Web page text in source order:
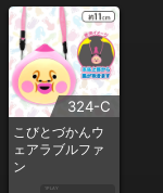
324-C
こびとづかんウ
ェアラブルファ
ン
1PLAY